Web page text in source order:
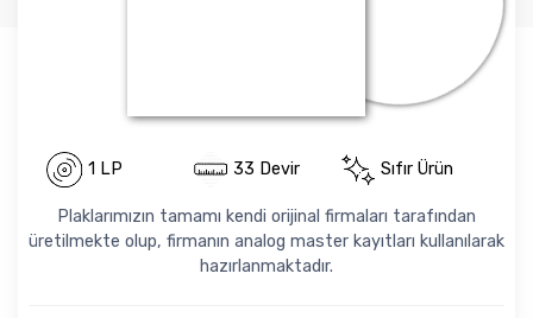
1 LP 33 Devir Sıfır Ürün
Plaklarımızın tamamı kendi orijinal firmaları tarafından
üretilmekte olup, firmanın analog master kayıtları kullanılarak
hazırlanmaktadır.